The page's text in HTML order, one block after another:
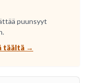
puunsyyt
täältä →